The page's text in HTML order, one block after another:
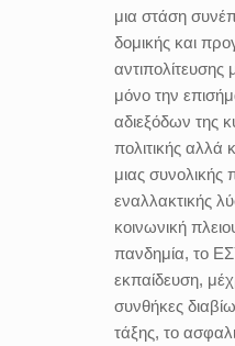
μια στάση
δομικής και
αντιπολίτευσης
μόνο την
αδιεξόδων της
πολιτικής αλλά
μιας συνολικής
εναλλακτικής
κοινωνική
πανδημία, το
εκπαίδευση,
συνθήκες
τάξης, το